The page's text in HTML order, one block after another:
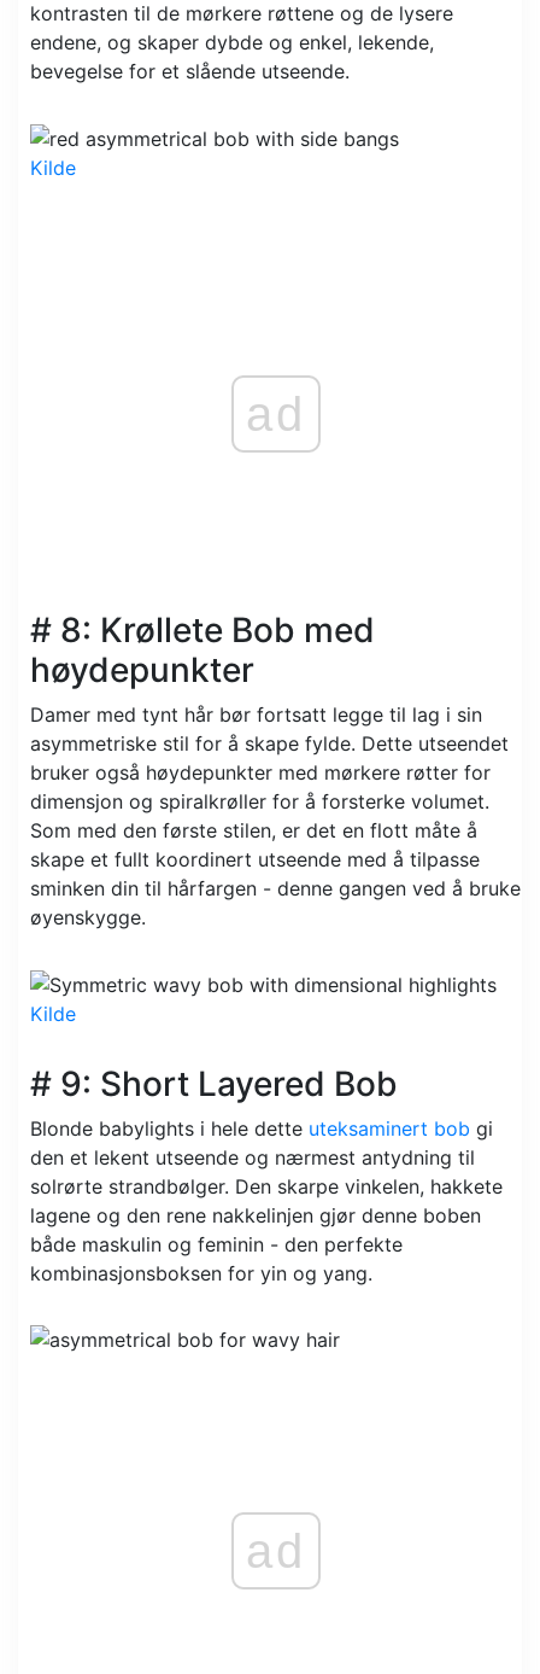
kontrasten til de mørkere røttene og de lysere
endene, og skaper dybde og enkel, lekende,
bevegelse for et slående utseende.
Kilde
ad
# 8: Krøllete Bob med
høydepunkter
Damer med tynt hår bør fortsatt legge til lag i sin
asymmetriske stil for å skape fylde. Dette utseendet
bruker også høydepunkter med mørkere røtter for
dimensjon og spiralkrøller for å forsterke volumet.
Som med den første stilen, er det en flott måte å
skape et fullt koordinert utseende med å tilpasse
sminken din til hårfargen - denne gangen ved å bruke
øyenskygge.
Kilde
# 9: Short Layered Bob
Blonde babylights i hele dette uteksaminert bob gi
den et lekent utseende og nærmest antydning til
solrørte strandbølger. Den skarpe vinkelen, hakkete
lagene og den rene nakkelinjen gjør denne boben
både maskulin og feminin - den perfekte
kombinasjonsboksen for yin og yang.
ad